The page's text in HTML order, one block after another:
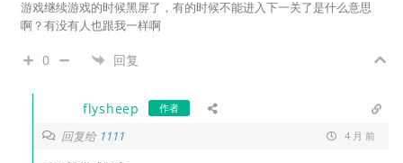
游戏继续游戏的时候黑屏了，有的时候不能进入下一关了是什么意思
啊？有没有人也跟我一样啊
0 回复
flysheep 作者
回复给 1111 4 月 前